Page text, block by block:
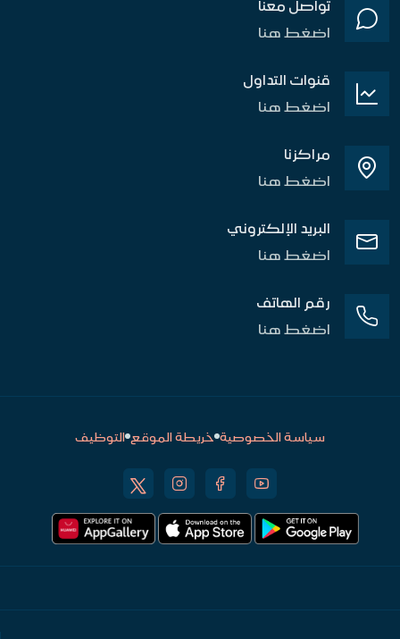
تواصل معنا
اضغط هنا
قنوات التداول
اضغط هنا
مراكزنا
اضغط هنا
البريد الإلكتروني
اضغط هنا
رقم الهاتف
اضغط هنا
سياسة الخصوصية خريطة الموقع التوظيف